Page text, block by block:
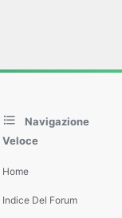
Navigazione
Veloce
Home
Indice Del Forum